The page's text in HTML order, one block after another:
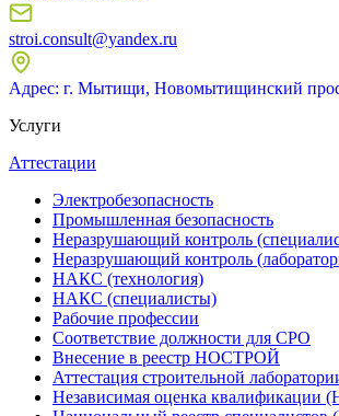
stroi.consult@yandex.ru
Адрес: г. Мытищи, Новомытищинский
Услуги
Аттестации
Электробезопасность
Промышленная безопасность
Неразрушающий контроль
Неразрушающий контроль
НАКС (технология)
НАКС (специалисты)
Рабочие профессии
Соответствие должности для СРО
Внесение в реестр НОСТРОЙ
Аттестация строительной
Независимая оценка квалификации